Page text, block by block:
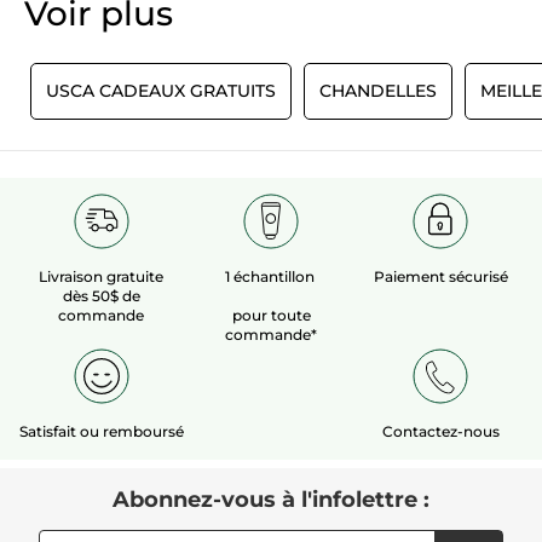
Voir plus​
USCA CADEAUX GRATUITS CHANDELLES
Livraison gratuite
dès 50$ de
commande
1 échantillon
pour toute
commande*
Paiement sécurisé
Satisfait ou remboursé Contactez-nous
Abonnez-vous à l'infolettre :